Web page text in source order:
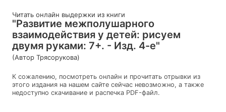
Читать онлайн выдержки из книги
"Развитие межполушарного
взаимодействия у детей: рисуем
двумя руками: 7+. - Изд. 4-е"
(Автор Трясорукова)
К сожалению, посмотреть онлайн и прочитать отрывки из
этого издания на нашем сайте сейчас невозможно, а также
недоступно скачивание и распечка PDF-файл.